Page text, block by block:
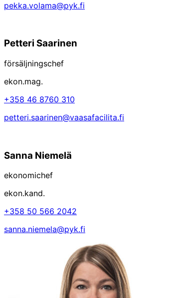
pekka.volama@pyk.fi
Petteri Saarinen
försäljningschef
ekon.mag.
+358 46 8760 310
petteri.saarinen@vaasafacilita.fi
Sanna Niemelä
ekonomichef
ekon.kand.
+358 50 566 2042
sanna.niemela@pyk.fi